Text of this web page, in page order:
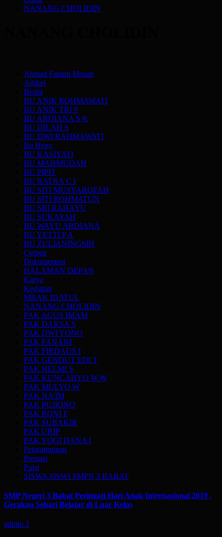
NANANG CHOLIDIN
Ahmad Fanani Mosah
Artikel
Berita
BU ANIK ROHMAWATI
BU ANIK TRI S
BU ARDIANA S K
BU DILAH S
BU DWI RAHMAWATI
Bu Heny
BU KASIYATI
BU MAHMUDAH
BU PIPIT
BU RATNA C I
BU SITI MUSYAROFAH
BU SITI ROHMATUN
BU SRI RAHAYU
BU SUKAYAH
BU WAYU ARDIANA
BU YETTI P A
BU ZULIANINGSIH
Cerpen
Dokumentasi
HALAMAN DEPAN
Karya
Kegiatan
MBAK IDATUL
NANANG CHOLIDIN
PAK AGUS IMAM
PAK DAKSA S
PAK DWI YONO
PAK FANANI
PAK FIRDAUS I
PAK GENDUT EDI T
PAK HELMI S
PAK KUNCAHYO W.W
PAK MULYO W
PAK NA'IM
PAK PUJIONO
PAK RONI F
PAK SUBAKIR
PAK URIP
PAK YOGI DANA I
Pengumuman
Prestasi
Puisi
SISWA SISWI SMPN 3 BABAT
SMP Negeri 3 Babat Peringati Hari Anak Internasional 2019 ,
Gerakan Sehari Belajar di Luar Kelas
admin 2